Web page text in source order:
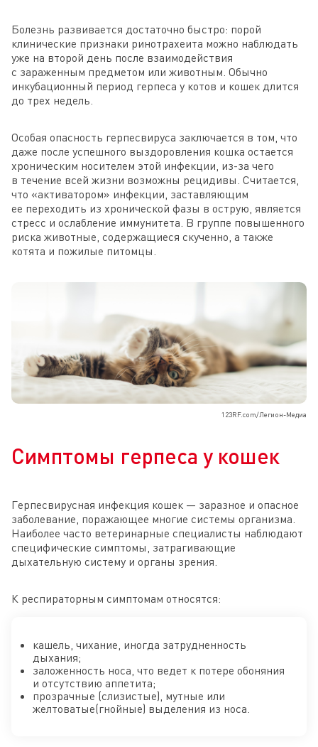
Болезнь развивается достаточно быстро: порой
клинические признаки ринотрахеита можно наблюдать
уже на второй день после взаимодействия
с зараженным предметом или животным. Обычно
инкубационный период герпеса у котов и кошек длится
до трех недель.
Особая опасность герпесвируса заключается в том, что
даже после успешного выздоровления кошка остается
хроническим носителем этой инфекции, из-за чего
в течение всей жизни возможны рецидивы. Считается,
что «активатором» инфекции, заставляющим
ее переходить из хронической фазы в острую, является
стресс и ослабление иммунитета. В группе повышенного
риска животные, содержащиеся скученно, а также
котята и пожилые питомцы.
123RF.com/Легион-Медиа
Симптомы герпеса у кошек
Герпесвирусная инфекция кошек — заразное и опасное
заболевание, поражающее многие системы организма.
Наиболее часто ветеринарные специалисты наблюдают
специфические симптомы, затрагивающие
дыхательную систему и органы зрения.
К респираторным симптомам относятся:
кашель, чихание, иногда затрудненность
дыхания;
заложенность носа, что ведет к потере обоняния
и отсутствию аппетита;
прозрачные (слизистые), мутные или
желтоватые(гнойные) выделения из носа.